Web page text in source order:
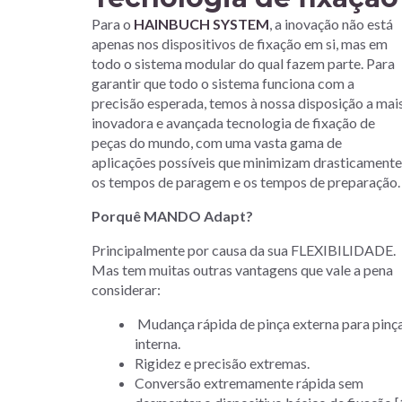
Para o HAINBUCH SYSTEM, a inovação não está
apenas nos dispositivos de fixação em si, mas em
todo o sistema modular do qual fazem parte. Para
garantir que todo o sistema funciona com a
precisão esperada, temos à nossa disposição a
inovadora e avançada tecnologia de fixação de
peças do mundo, com uma vasta gama de
aplicações possíveis que minimizam drasticamente
os tempos de paragem e os tempos de preparação.
Porquê MANDO Adapt?
Principalmente por causa da sua FLEXIBILIDADE.
Mas tem muitas outras vantagens que vale a pena
considerar:
Mudança rápida de pinça externa para
interna.
Rigidez e precisão extremas.
Conversão extremamente rápida sem